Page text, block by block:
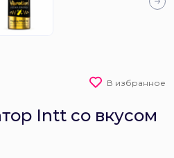
В избранное
Intt со вкусом